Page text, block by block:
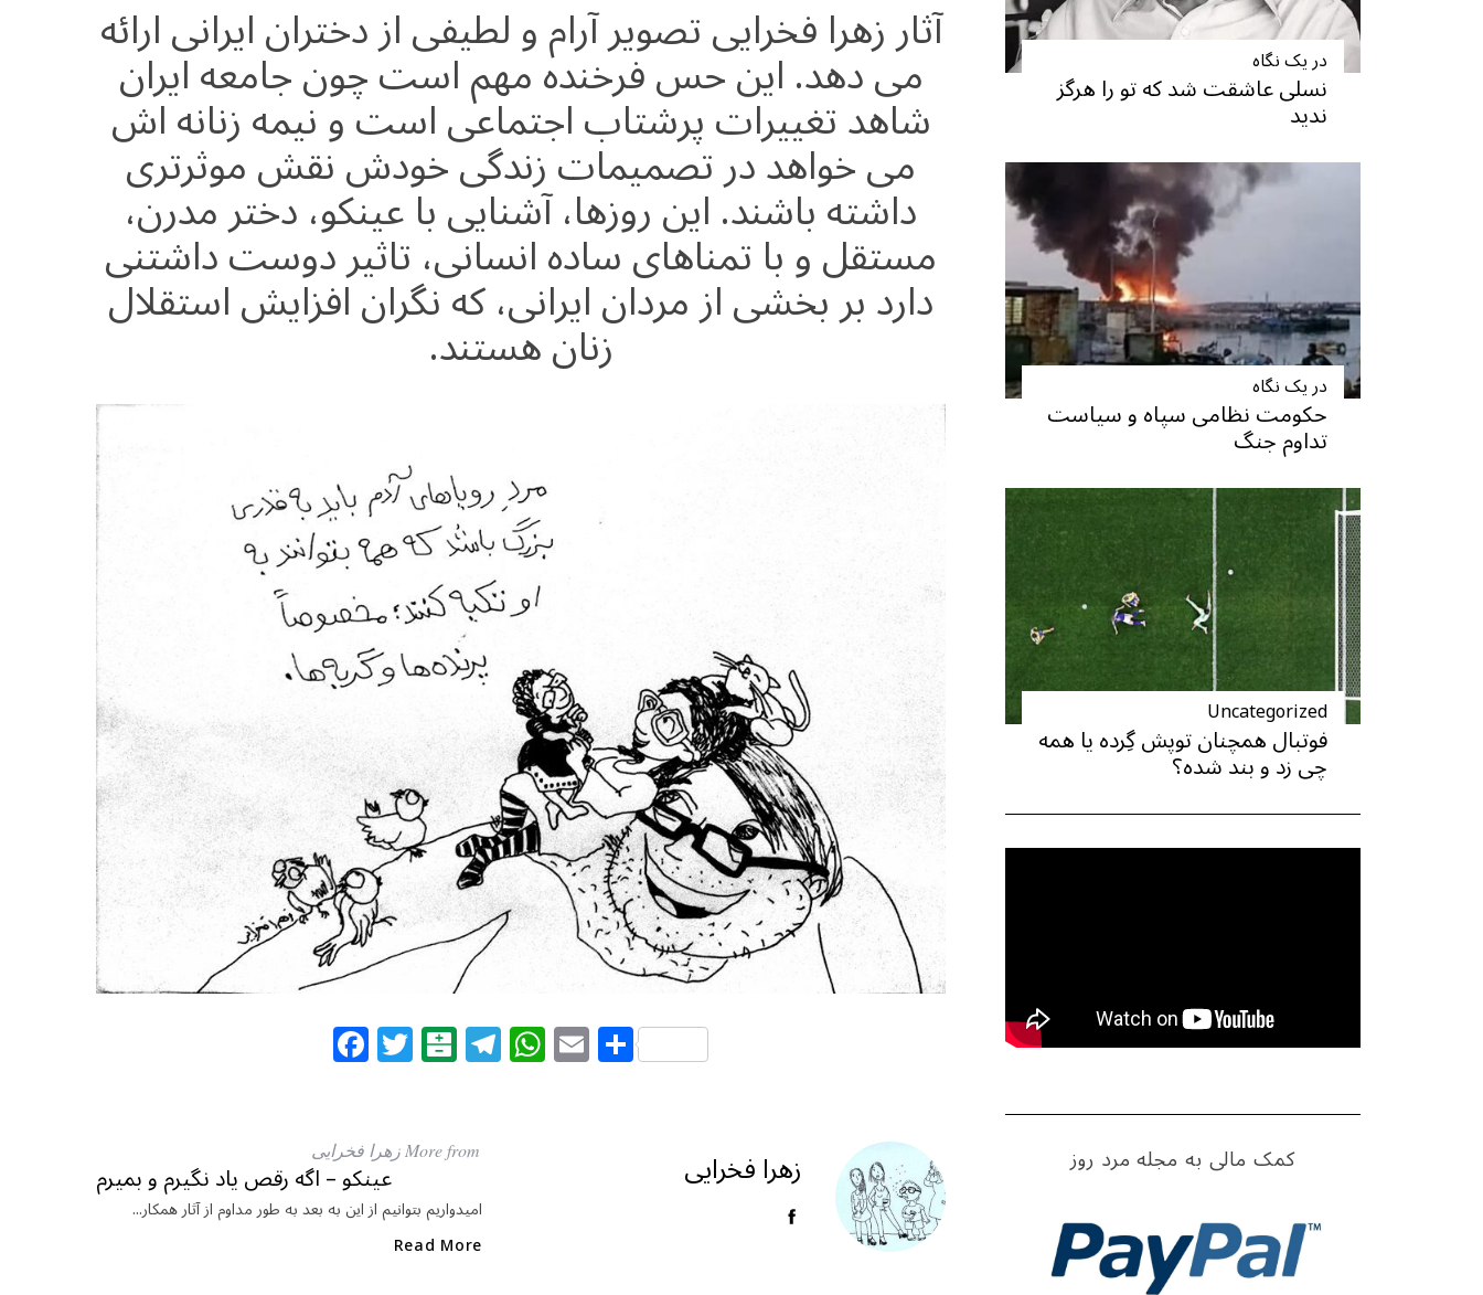
c
e
b
o
o
k
itt
e
r
at
ar
in
e
g
ra
m
at
s
A
p
p
ai
l ar
e
آثار زهرا فخرایی تصویر آرام و لطیفی از دختران ایرانی ارائه
می دهد. این حس فرخنده مهم است چون جامعه ایران
شاهد تغییرات پرشتاب اجتماعی است و نیمه زنانه اش
می خواهد در تصمیمات زندگی خودش نقش موثرتری
داشته باشند. این روزها، آشنایی با عینکو، دختر مدرن،
مستقل و با تمناهای ساده انسانی، تاثیر دوست داشتنی
دارد بر بخشی از مردان ایرانی، که نگران افزایش استقلال
زنان هستند.
F
a
e
b
oo
T
w
e
B
al
ar
in
T
el W
h E
m S
h
زهرا فخرایی More from زهرا فخرایی
عینکو – اگه رقص یاد نگیرم و بمیرم
امیدواریم بتوانیم از این به بعد به طور مداوم از آثار همکار...
Read More
در یک نگاه
نسلی عاشقت شد که تو را هرگز
ندید
در یک نگاه
حکومت نظامی سپاه و سیاست
تداوم جنگ
Uncategorized
فوتبال همچنان توپش گِرده یا همه
چی زد و بند شده؟
کمک مالی به مجله مرد روز